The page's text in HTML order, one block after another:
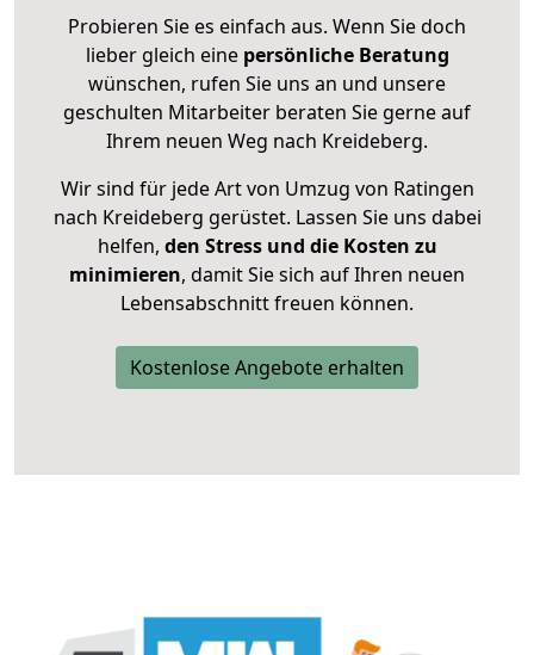
Probieren Sie es einfach aus. Wenn Sie doch
lieber gleich eine persönliche Beratung
wünschen, rufen Sie uns an und unsere
geschulten Mitarbeiter beraten Sie gerne auf
Ihrem neuen Weg nach Kreideberg.
Wir sind für jede Art von Umzug von Ratingen
nach Kreideberg gerüstet. Lassen Sie uns dabei
helfen, den Stress und die Kosten zu
minimieren, damit Sie sich auf Ihren neuen
Lebensabschnitt freuen können.
Kostenlose Angebote erhalten